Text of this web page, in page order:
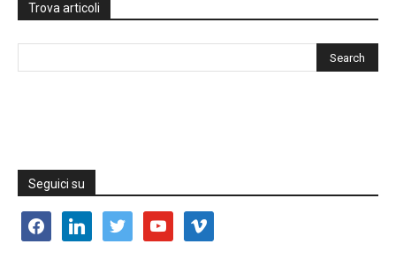
Trova articoli
Seguici su
facebooklinkedin twitter youtube vimeo